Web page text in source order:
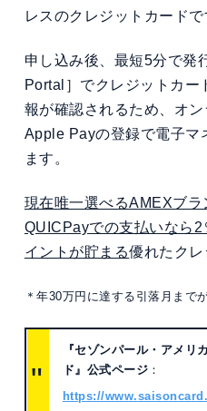
レスのクレジットカードで
申し込み後、最短5分で発
Portal］でクレジットカー
報が確認されるため、オ
Apple Payの登録で電子マ
ます。
現在唯一選べるAMEXブラ
QUICPayでの支払いなら
イントが貯まる優れたクレ
＊年30万円に達する引落月まで
『セゾンパール・アメ
ド』公式ページ ：
https://